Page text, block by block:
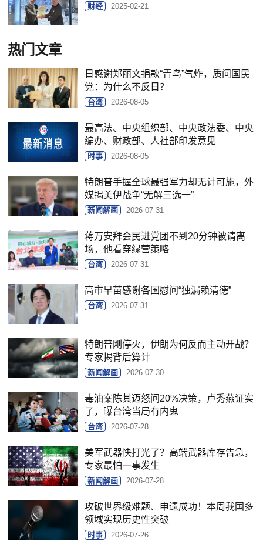
财经 2025-02-21
热门文章
日感谢郑丽文捐款“青鸟”气炸，质问国民
党：为什么不反日？
台湾 2026-08-05
最高法、中央组织部、中央政法委、中央
编办、财政部、人社部印发意见
时事 2026-08-05
特朗普手握全球最强军力却无计可施，外
媒揭美伊战争“无解三选一”
新闻解画 2026-07-31
蒋万安拜会民进党团不到20分钟被请离
场，他看穿绿营策略
台湾 2026-07-31
高市早苗感谢各国慰问“独漏赖清德”
台湾 2026-07-31
特朗普刚停火，伊朗为何反而主动开战？
专家揭背后算计
新闻解画 2026-07-30
毒油案陈其迈怒问20%决策，卢秀燕证实
了，曝台湾当局有内鬼
台湾 2026-07-28
美军武器快打光了？高端武器库存告急，
专家最怕一事发生
新闻解画 2026-07-28
攻破世界级难题、申遗成功！本周我国多
领域实现历史性突破
时事 2026-07-26